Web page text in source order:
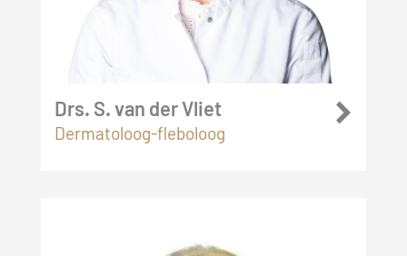
Drs. S. van der Vliet
Dermatoloog-fleboloog